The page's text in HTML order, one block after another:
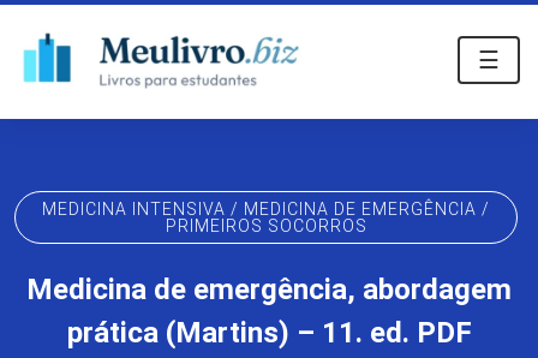
☰
MEDICINA INTENSIVA / MEDICINA DE EMERGÊNCIA /
PRIMEIROS SOCORROS
Medicina de emergência, abordagem
prática (Martins) – 11. ed. PDF